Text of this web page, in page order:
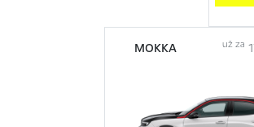
MOKKA už za